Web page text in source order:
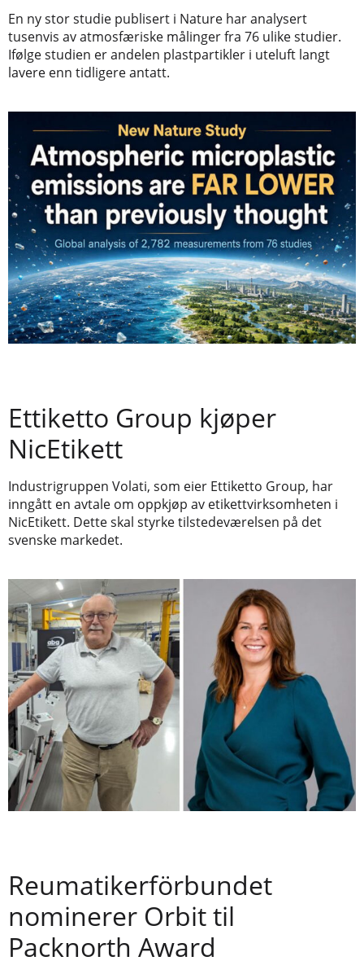
En ny stor studie publisert i Nature har analysert
tusenvis av atmosfæriske målinger fra 76 ulike studier.
Ifølge studien er andelen plastpartikler i uteluft langt
lavere enn tidligere antatt.
Ettiketto Group kjøper
NicEtikett
Industrigruppen Volati, som eier Ettiketto Group, har
inngått en avtale om oppkjøp av etikettvirksomheten i
NicEtikett. Dette skal styrke tilstedeværelsen på det
svenske markedet.
Reumatikerförbundet
nominerer Orbit til
Packnorth Award